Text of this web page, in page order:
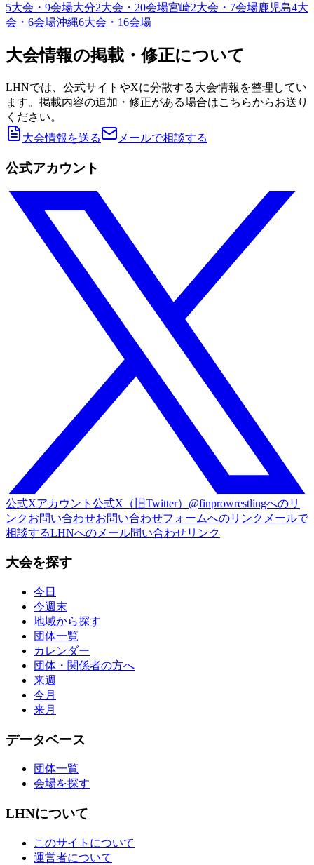
5大会・9会場大分2大会・20会場宮崎2大会・7会場鹿児島4大
会・6会場沖縄6大会・16会場
大会情報の掲載・修正について
LHNでは、公式サイトやXに分散する大会情報を整理してい
ます。掲載内容の追加・修正がある場合はこちらからお送り
ください。
大会情報を送る
メールで相談する
公式アカウント
公式Xアカウント 公式X（旧Twitter）@finprowrestlingへのリ
ンクお問い合わせお問い合わせフォームへのリンク メールで
相談するLHNへのメール問い合わせリンク
大会を探す
今日
今週末
地域から探す
団体一覧
カレンダー
団体・関係者の方へ
来週
今月
来月
データベース
団体一覧
会場を探す
LHNについて
このサイトについて
運営者について